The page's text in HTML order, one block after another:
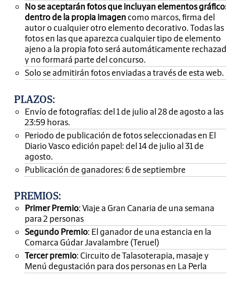
No se aceptarán fotos que incluyan elementos
dentro de la propia imagen como marcos, firma del
autor o cualquier otro elemento decorativo. Todas las
fotos en las que aparezca cualquier tipo de elemento
ajeno a la propia foto será automáticamente
y no formará parte del concurso.
Solo se admitirán fotos enviadas a través de esta web.
PLAZOS:
Envío de fotografías: del 1 de julio al 28 de agosto a las
23:59 horas.
Periodo de publicación de fotos seleccionadas en El
Diario Vasco edición papel: del 14 de julio al 31 de
agosto.
Publicación de ganadores: 6 de septiembre
PREMIOS:
Primer Premio: Viaje a Gran Canaria de una semana
para 2 personas
Segundo Premio: El ganador de una estancia en la
Comarca Gúdar Javalambre (Teruel)
Tercer premio: Circuito de Talasoterapia, masaje y
Menú degustación para dos personas en La Perla